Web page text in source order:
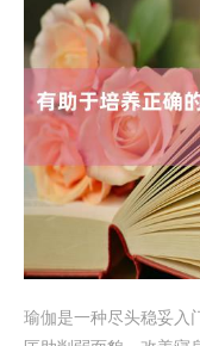
瑜伽是一种尽头稳妥入